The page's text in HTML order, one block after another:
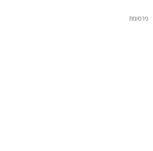
פרסומת